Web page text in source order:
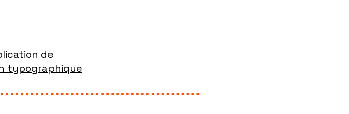
de
typographique